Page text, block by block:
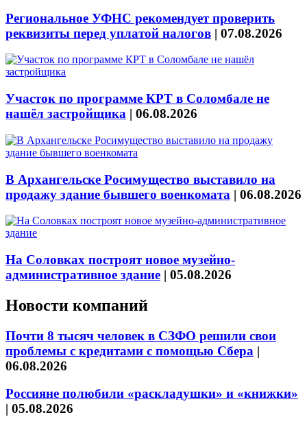
Региональное УФНС рекомендует проверить
реквизиты перед уплатой налогов | 07.08.2026
Участок по программе КРТ в Соломбале не
нашёл застройщика | 06.08.2026
В Архангельске Росимущество выставило на
продажу здание бывшего военкомата | 06.08.2026
На Соловках построят новое музейно-
административное здание | 05.08.2026
Новости компаний
Почти 8 тысяч человек в СЗФО решили свои
проблемы с кредитами с помощью Сбера |
06.08.2026
Россияне полюбили «раскладушки» и «книжки»
| 05.08.2026